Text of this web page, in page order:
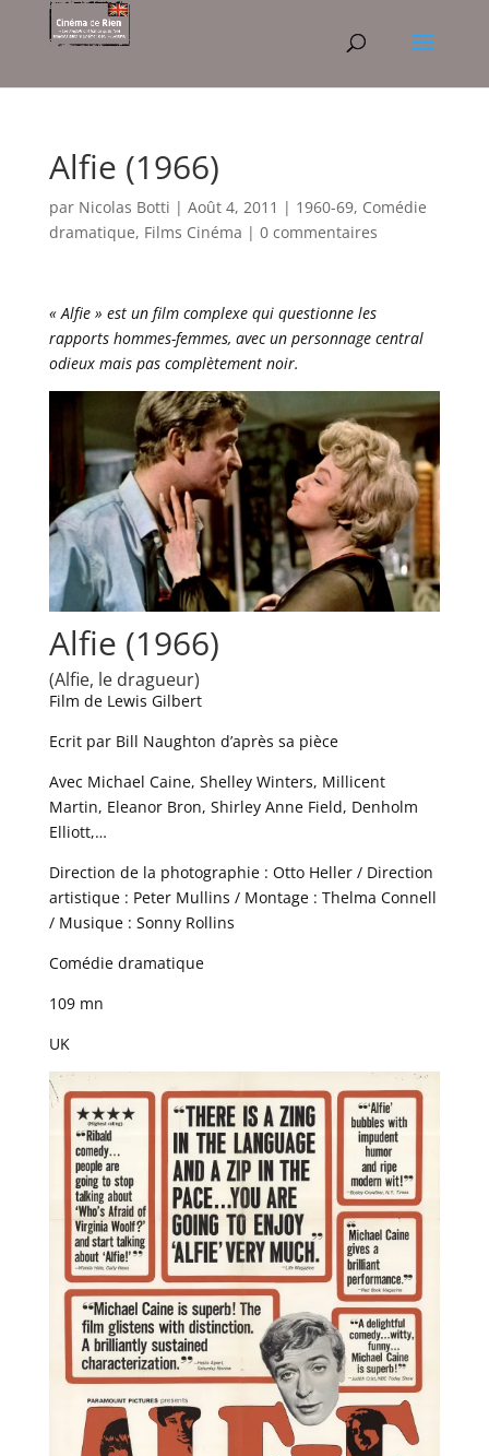
Alfie (1966)
par Nicolas Botti | Août 4, 2011 | 1960-69, Comédie
dramatique, Films Cinéma | 0 commentaires
« Alfie » est un film complexe qui questionne les
rapports hommes-femmes, avec un personnage central
odieux mais pas complètement noir.
Alfie (1966)
(Alfie, le dragueur)
Film de Lewis Gilbert
Ecrit par Bill Naughton d’après sa pièce
Avec Michael Caine, Shelley Winters, Millicent
Martin, Eleanor Bron, Shirley Anne Field, Denholm
Elliott,…
Direction de la photographie : Otto Heller / Direction
artistique : Peter Mullins / Montage : Thelma Connell
/ Musique : Sonny Rollins
Comédie dramatique
109 mn
UK